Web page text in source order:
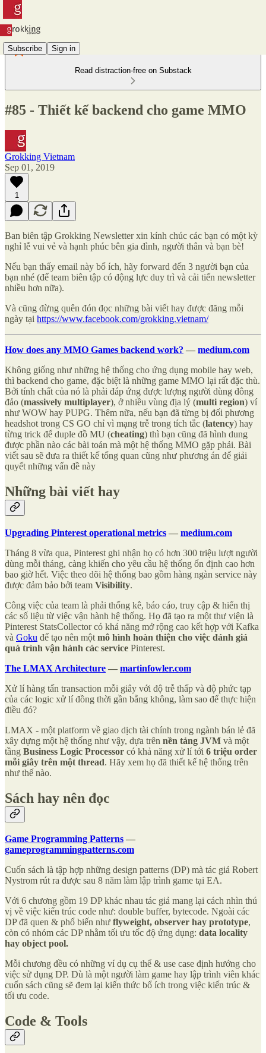
Subscribe Sign in
Read distraction-free on Substack
#85 - Thiết kế backend cho game MMO
Grokking Vietnam
Sep 01, 2019
1
Ban biên tập Grokking Newsletter xin kính chúc các bạn có một kỳ
nghỉ lễ vui vẻ và hạnh phúc bên gia đình, người thân và bạn bè!
Nếu bạn thấy email này bổ ích, hãy forward đến 3 người bạn của
bạn nhé (để team biên tập có động lực duy trì và cải tiến newsletter
nhiều hơn nữa).
Và cũng đừng quên đón đọc những bài viết hay được đăng mỗi
ngày tại https://www.facebook.com/grokking.vietnam/
How does any MMO Games backend work? — medium.com
Không giống như những hệ thống cho ứng dụng mobile hay web,
thì backend cho game, đặc biệt là những game MMO lại rất đặc thù.
Bởi tính chất của nó là phải đáp ứng được lượng người dùng đông
đảo (massively multiplayer), ở nhiều vùng địa lý (multi region) ví
như WOW hay PUPG. Thêm nữa, nếu bạn đã từng bị đối phương
headshot trong CS GO chỉ vì mạng trễ trong tích tắc (latency) hay
từng trick để duple đồ MU (cheating) thì bạn cũng đã hình dung
được phần nào các bài toán mà một hệ thống MMO gặp phải. Bài
viết sau sẽ đưa ra thiết kế tổng quan cũng như phương án để giải
quyết những vấn đề này
Những bài viết hay
Upgrading Pinterest operational metrics — medium.com
Tháng 8 vừa qua, Pinterest ghi nhận họ có hơn 300 triệu lượt người
dùng mỗi tháng, càng khiến cho yêu cầu hệ thống ổn định cao hơn
bao giờ hết. Việc theo dõi hệ thống bao gồm hàng ngàn service này
được đảm bảo bởi team Visibility.
Công việc của team là phải thống kê, báo cáo, truy cập & hiển thị
các số liệu từ việc vận hành hệ thống. Họ đã tạo ra một thư viện là
Pinterest StatsCollector có khả năng mở rộng cao kết hợp với Kafka
và Goku để tạo nên một mô hình hoàn thiện cho việc đánh giá
quá trình vận hành các service Pinterest.
The LMAX Architecture — martinfowler.com
Xử lí hàng tấn transaction mỗi giây với độ trễ thấp và độ phức tạp
của các logic xử lí đồng thời gần bằng không, làm sao để thực hiện
điều đó?
LMAX - một platform về giao dịch tài chính trong ngành bán lẻ đã
xây dựng một hệ thống như vậy, dựa trên nền tảng JVM và một
tầng Business Logic Processor có khả năng xử lí tới 6 triệu order
mỗi giây trên một thread. Hãy xem họ đã thiết kế hệ thống trên
như thế nào.
Sách hay nên đọc
Game Programming Patterns —
gameprogrammingpatterns.com
Cuốn sách là tập hợp những design patterns (DP) mà tác giả Robert
Nystrom rút ra được sau 8 năm làm lập trình game tại EA.
Với 6 chương gồm 19 DP khác nhau tác giả mang lại cách nhìn thú
vị về việc kiến trúc code như: double buffer, bytecode. Ngoài các
DP đã quen & phổ biến như flyweight, observer hay prototype,
còn có nhóm các DP nhằm tối ưu tốc độ ứng dụng: data locality
hay object pool.
Mỗi chương đều có những ví dụ cụ thể & use case định hướng cho
việc sử dụng DP. Dù là một người làm game hay lập trình viên khác
cuốn sách cũng sẽ đem lại kiến thức bổ ích trong việc kiến trúc &
tối ưu code.
Code & Tools